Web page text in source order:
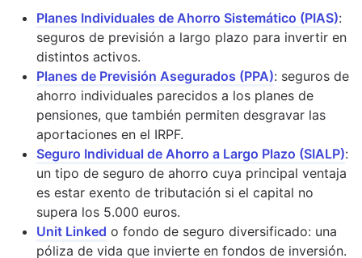
Planes Individuales de Ahorro Sistemático (PIAS):
seguros de previsión a largo plazo para invertir en
distintos activos.
Planes de Previsión Asegurados (PPA): seguros de
ahorro individuales parecidos a los planes de
pensiones, que también permiten desgravar las
aportaciones en el IRPF.
Seguro Individual de Ahorro a Largo Plazo (SIALP):
un tipo de seguro de ahorro cuya principal ventaja
es estar exento de tributación si el capital no
supera los 5.000 euros.
Unit Linked o fondo de seguro diversificado: una
póliza de vida que invierte en fondos de inversión.